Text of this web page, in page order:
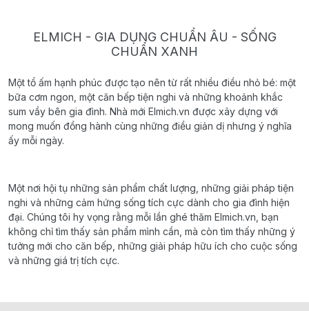
ELMICH - GIA DỤNG CHUẨN ÂU - SỐNG
CHUẨN XANH
Một tổ ấm hạnh phúc được tạo nên từ rất nhiều điều nhỏ bé: một
bữa cơm ngon, một căn bếp tiện nghi và những khoảnh khắc
sum vầy bên gia đình. Nhà mới Elmich.vn được xây dựng với
mong muốn đồng hành cùng những điều giản dị nhưng ý nghĩa
ấy mỗi ngày.
Một nơi hội tụ những sản phẩm chất lượng, những giải pháp tiện
nghi và những cảm hứng sống tích cực dành cho gia đình hiện
đại. Chúng tôi hy vọng rằng mỗi lần ghé thăm Elmich.vn, bạn
không chỉ tìm thấy sản phẩm mình cần, mà còn tìm thấy những ý
tưởng mới cho căn bếp, những giải pháp hữu ích cho cuộc sống
và những giá trị tích cực.